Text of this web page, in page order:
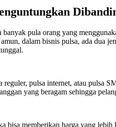
pula orang yang
dalam bisnis pulsa, ada dua
pulsa internet, atau pulsa
yang beragam sehingga
bisa memberikan harga yang